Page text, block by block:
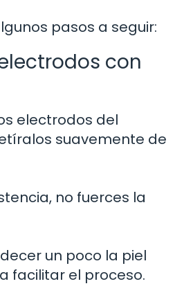
pasos a seguir:
con
electrodos del
suavemente de
no fuerces la
un poco la piel
facilitar el proceso.